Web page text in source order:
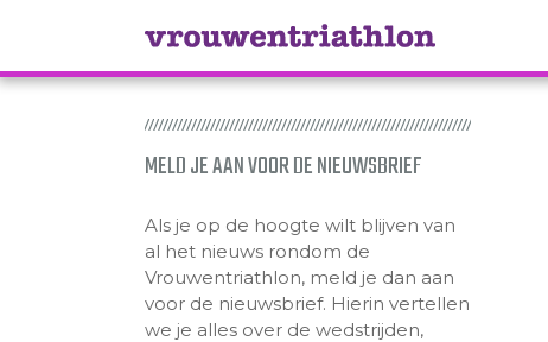
MELD JE AAN VOOR DE NIEUWSBRIEF
Als je op de hoogte wilt blijven van
al het nieuws rondom de
Vrouwentriathlon, meld je dan aan
voor de nieuwsbrief. Hierin vertellen
we je alles over de wedstrijden,